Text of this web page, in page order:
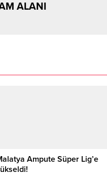
ALANI
Ampute Süper Lig’e